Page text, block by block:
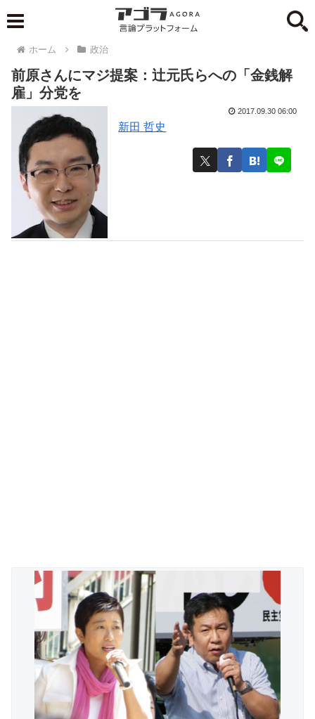
ホーム 政治
前原さんにマジ提案：辻元氏らへの「金銭解
雇」分党を
新田 哲史
2017.09.30 06:00